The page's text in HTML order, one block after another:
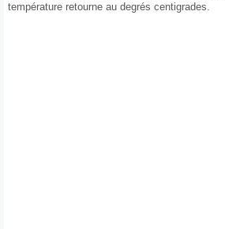
température retourne au degrés centigrades.